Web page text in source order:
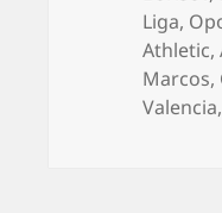
Liga,
Athletic,
Marcos,
Valencia